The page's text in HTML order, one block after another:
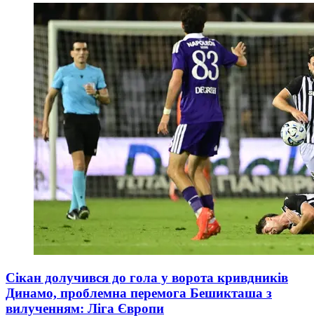
Сікан долучився до гола у ворота кривдників
Динамо, проблемна перемога Бешикташа з
вилученням: Ліга Європи